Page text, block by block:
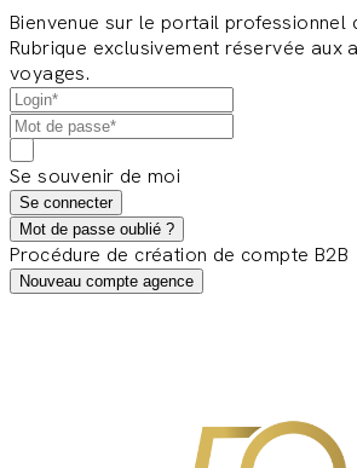
Bienvenue sur le portail professionnel
Rubrique exclusivement réservée aux
voyages.
Se souvenir de moi
Se connecter
Mot de passe oublié ?
Procédure de création de compte B2B
Nouveau compte agence